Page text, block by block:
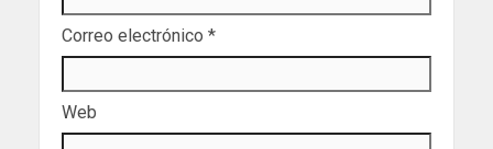
Correo electrónico *
Web